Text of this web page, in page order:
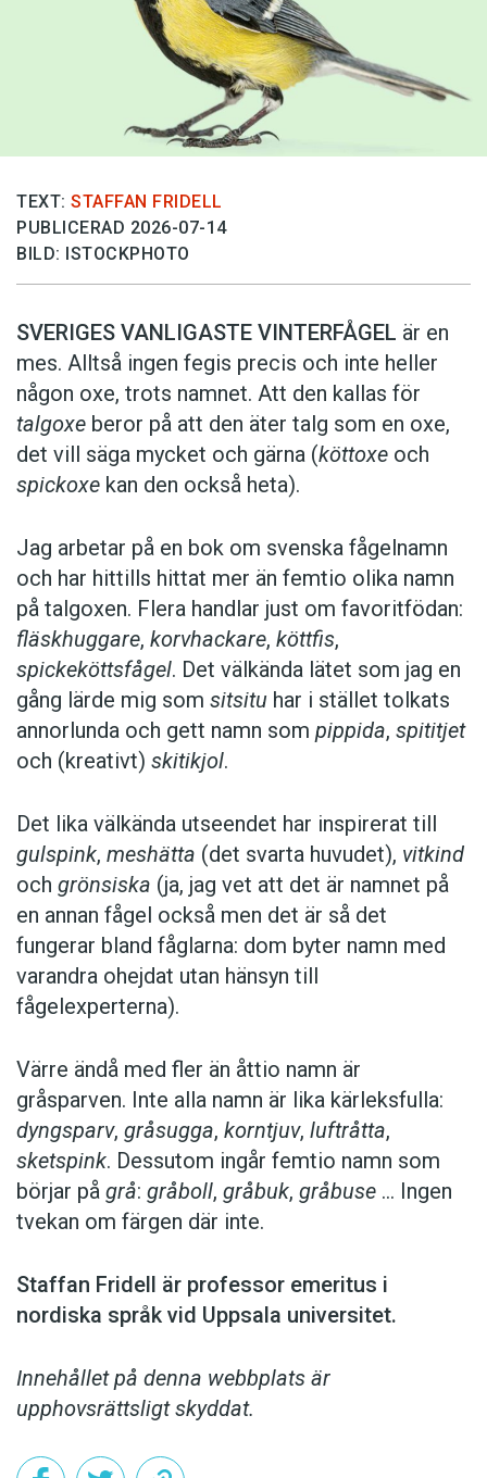
TEXT: STAFFAN FRIDELL
PUBLICERAD 2026-07-14
BILD: ISTOCKPHOTO
SVERIGES VANLIGASTE VINTERFÅGEL är en
mes. Alltså ingen fegis precis och inte heller
någon oxe, trots namnet. Att den kallas för
talgoxe beror på att den äter talg som en oxe,
det vill säga mycket och gärna (köttoxe och
spickoxe kan den också heta).
Jag arbetar på en bok om svenska fågelnamn
och har hittills hittat mer än femtio olika namn
på talgoxen. Flera handlar just om favoritfödan:
fläskhuggare, korvhackare, köttfis,
spickeköttsfågel. Det välkända lätet som jag en
gång lärde mig som sitsitu har i stället tolkats
annorlunda och gett namn som pippida, spititjet
och (kreativt) skitikjol.
Det lika välkända utseendet har inspirerat till
gulspink, meshätta (det svarta huvudet), vitkind
och grönsiska (ja, jag vet att det är namnet på
en ­annan fågel också men det är så det
fungerar bland fåglarna: dom byter namn med
var­andra ohejdat utan hänsyn till
fågelexperterna).
Värre ändå med fler än åttio namn är
gråsparven. Inte alla namn är lika kärleks­fulla:
dyngsparv, gråsugga, korntjuv, luftråtta,
sketspink. Dessutom ingår femtio namn som
börjar på grå: gråboll, gråbuk, gråbuse … Ingen
tvekan om färgen där inte.
Staffan Fridell är ­professor ­emeritus i
nordiska språk vid ­Uppsala universitet.
Innehållet på denna webbplats är
upphovsrättsligt skyddat.